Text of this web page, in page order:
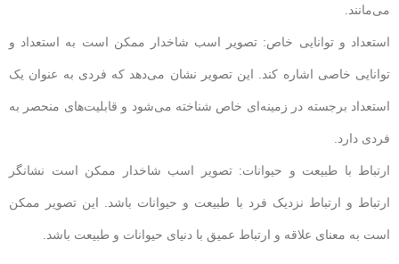
می‌مانند.
استعداد و توانایی خاص: تصویر اسب شاخدار ممکن است به استعداد و
توانایی خاصی اشاره کند. این تصویر نشان می‌دهد که فردی به عنوان یک
استعداد برجسته در زمینه‌ای خاص شناخته می‌شود و قابلیت‌های منحصر به
فردی دارد.
ارتباط با طبیعت و حیوانات: تصویر اسب شاخدار ممکن است نشانگر
ارتباط و ارتباط نزدیک فرد با طبیعت و حیوانات باشد. این تصویر ممکن
است به معنای علاقه و ارتباط عمیق با دنیای حیوانات و طبیعت باشد.